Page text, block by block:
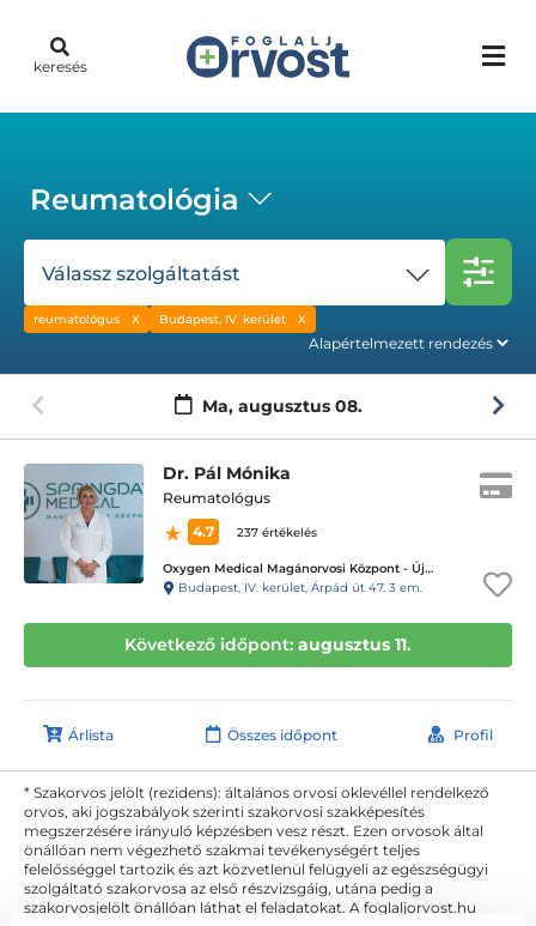
keresés
Reumatológia
Válassz szolgáltatást
reumatológus Budapest, IV. kerület
Ma, augusztus 08.
Dr. Pál Mónika
Reumatológus
4.7
237 értékelés
Oxygen Medical Magánorvosi Központ - Újpest
Budapest, IV. kerület, Árpád út 47. 3 em.
Következő időpont: augusztus 11.
Árlista Összes időpont Profil
* Szakorvos jelölt (rezidens): általános orvosi oklevéllel rendelkező
orvos, aki jogszabályok szerinti szakorvosi szakképesítés
megszerzésére irányuló képzésben vesz részt. Ezen orvosok által
önállóan nem végezhető szakmai tevékenységért teljes
felelősséggel tartozik és azt közvetlenül felügyeli az egészségügyi
szolgáltató szakorvosa az első részvizsgáig, utána pedig a
szakorvosjelölt önállóan láthat el feladatokat. A foglaljorvost.hu